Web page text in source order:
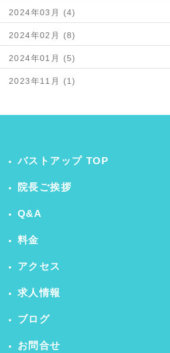
2024年03月 (4)
2024年02月 (8)
2024年01月 (5)
2023年11月 (1)
バストアップ TOP
院長ご挨拶
Q&A
料金
アクセス
求人情報
ブログ
お問合せ